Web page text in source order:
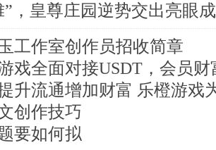
”，皇尊庄园逆势交出亮眼
工作室创作员招收简章
戏全面对接USDT，会员
升流通增加财富 乐橙游戏
创作技巧
要如何拟